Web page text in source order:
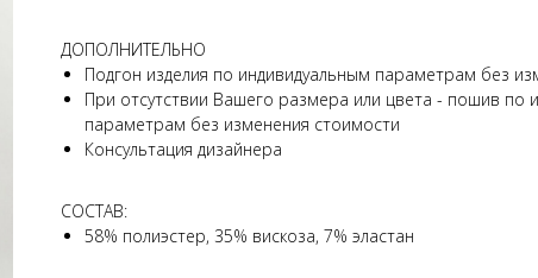
ДОПОЛНИТЕЛЬНО
Подгон изделия по индивидуальным параметрам без
При отсутствии Вашего размера или цвета - пошив по
параметрам без изменения стоимости
Консультация дизайнера
СОСТАВ:
58% полиэстер, 35% вискоза, 7% эластан